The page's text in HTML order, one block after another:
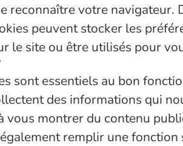
reconnaître votre
peuvent stocker les
le site ou être utilisés pour
sont essentiels au bon
des informations qui
vous montrer du contenu
remplir une